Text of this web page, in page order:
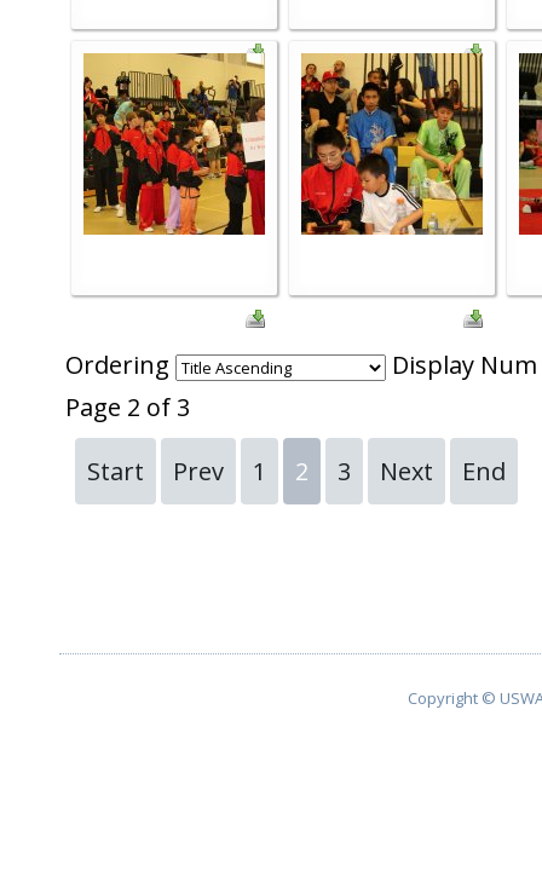
Ordering
Display Num
Page 2 of 3
Start
Prev 1 2 3 Next End
Copyright ©